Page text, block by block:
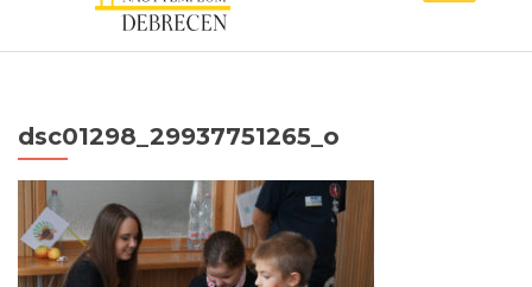
dsc01298_29937751265_o